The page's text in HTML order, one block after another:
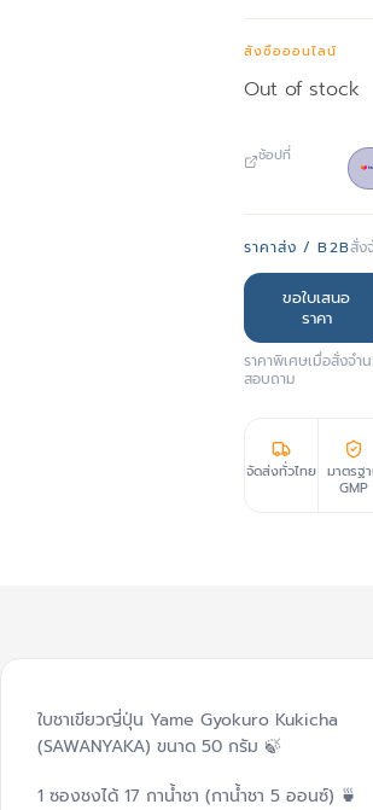
สั่งซื้อออนไลน์
Out of stock
ช้อปที่
ราคาส่ง / B2Bสั่ง
ขอใบเสนอ
ราคา
ราคาพิเศษเมื่อสั่งจ
สอบถาม
จัดส่งทั่วไทย มาตรฐ
GMP
ใบชาเขียวญี่ปุ่น Yame Gyokuro Kukicha
(SAWANYAKA) ขนาด 50 กรัม 🍃
1 ซองชงได้ 17 กาน้ำชา (กาน้ำชา 5 ออนซ์) 🍵